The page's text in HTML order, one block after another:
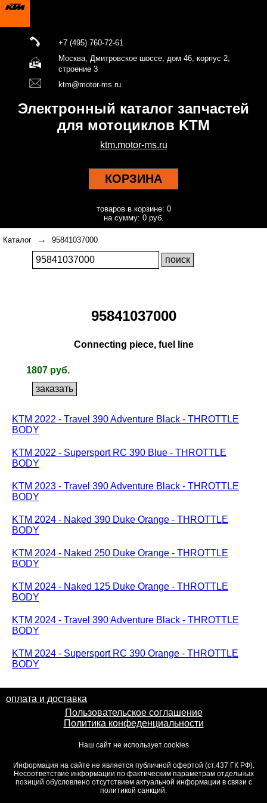
+7 (495) 760-72-61
Москва, Дмитровское шоссе, дом 46, корпус 2,
строение 3
ktm@motor-ms.ru
Электронный каталог запчастей
для мотоциклов KTM
ktm.motor-ms.ru
КОРЗИНА
товаров в корзине: 0
на сумму: 0 руб.
Каталог → 95841037000
95841037000
Connecting piece, fuel line
1807 руб.
KTM 2022 - Travel 390 Adventure Black - THROTTLE
BODY
KTM 2022 - Supersport RC 390 Blue - THROTTLE
BODY
KTM 2023 - Travel 390 Adventure Black - THROTTLE
BODY
KTM 2024 - Naked 390 Duke Orange - THROTTLE
BODY
KTM 2024 - Naked 250 Duke Orange - THROTTLE
BODY
KTM 2024 - Naked 125 Duke Orange - THROTTLE
BODY
KTM 2024 - Travel 390 Adventure Black - THROTTLE
BODY
KTM 2024 - Supersport RC 390 Orange - THROTTLE
BODY
оплата и доставка
Пользовательское соглашение
Политика конфеденциальности
Наш сайт не использует cookies
Информация на сайте не является публичной офертой (ст.437 ГК РФ).
Несоответствие информации по фактическим параметрам отдельных
позиций обусловлено отсутствием актуальной информации в связи с
политикой санкций.